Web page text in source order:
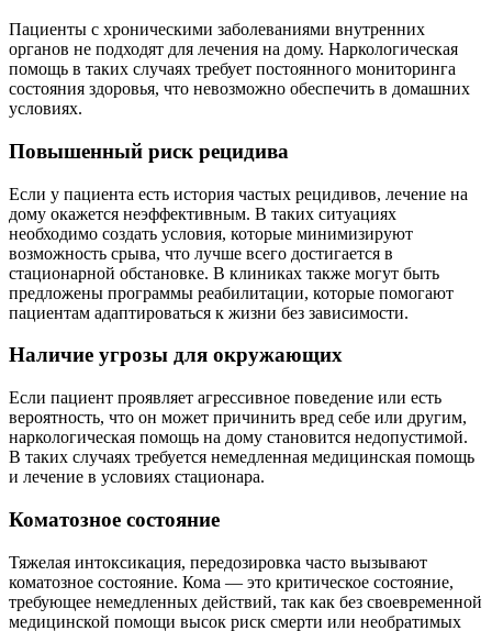
Пациенты с хроническими заболеваниями внутренних
органов не подходят для лечения на дому. Наркологическая
помощь в таких случаях требует постоянного мониторинга
состояния здоровья, что невозможно обеспечить в домашних
условиях.
Повышенный риск рецидива
Если у пациента есть история частых рецидивов, лечение на
дому окажется неэффективным. В таких ситуациях
необходимо создать условия, которые минимизируют
возможность срыва, что лучше всего достигается в
стационарной обстановке. В клиниках также могут быть
предложены программы реабилитации, которые помогают
пациентам адаптироваться к жизни без зависимости.
Наличие угрозы для окружающих
Если пациент проявляет агрессивное поведение или есть
вероятность, что он может причинить вред себе или другим,
наркологическая помощь на дому становится недопустимой.
В таких случаях требуется немедленная медицинская помощь
и лечение в условиях стационара.
Коматозное состояние
Тяжелая интоксикация, передозировка часто вызывают
коматозное состояние. Кома — это критическое состояние,
требующее немедленных действий, так как без своевременной
медицинской помощи высок риск смерти или необратимых